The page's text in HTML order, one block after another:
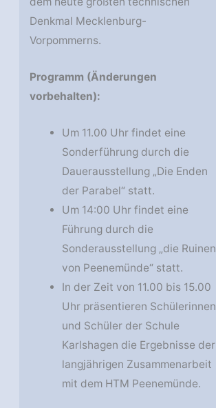
Denkmal Mecklenburg-
Vorpommerns.
Programm (Änderungen
vorbehalten):
Um 11.00 Uhr findet eine
Sonderführung durch die
Dauerausstellung „Die Enden
der Parabel“ statt.
Um 14:00 Uhr findet eine
Führung durch die
Sonderausstellung „die Ruinen
von Peenemünde“ statt.
In der Zeit von 11.00 bis 15.00
Uhr präsentieren Schülerinnen
und Schüler der Schule
Karlshagen die Ergebnisse der
langjährigen Zusammenarbeit
mit dem HTM Peenemünde.